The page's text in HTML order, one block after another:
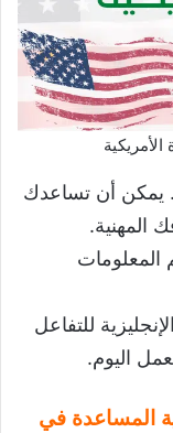
يمكن أن تساعدك
المهنية.
المعلومات
للتفاعل
اليوم.
المساعدة في